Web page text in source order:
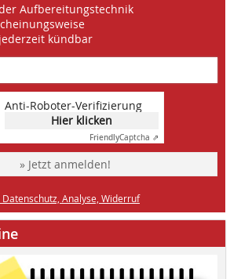
Aufbereitungstechnik
kündbar
Anti-Roboter-Verifizierung
Hier klicken
FriendlyCaptcha ⇗
» Jetzt anmelden!
Analyse, Widerruf